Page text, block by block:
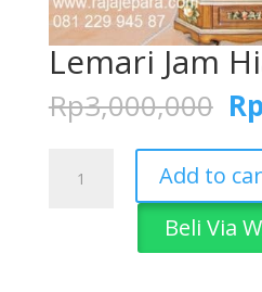
Lemari Jam
Rp3,000,000 Rp
Add to
Beli Via